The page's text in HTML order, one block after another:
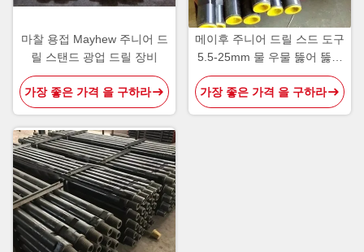
마찰 용접 Mayhew 주니어 드
릴 스탠드 광업 드릴 장비
가장 좋은 가격 을 구하라
메이후 주니어 드릴 스드 도구
5.5-25mm 물 우물 뚫어 뚫기
기계
가장 좋은 가격 을 구하라